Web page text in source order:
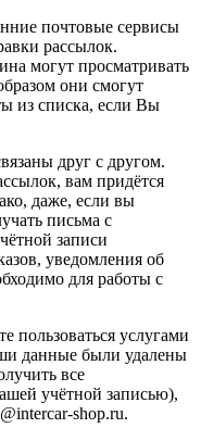
почтовые сервисы
рассылок.
могут просматривать
они смогут
из списка, если Вы
друг с другом.
вам придётся
даже, если вы
письма с
записи
уведомления об
для работы с
пользоваться услугами
данные были удалены
все
учётной записью),
shop.ru.